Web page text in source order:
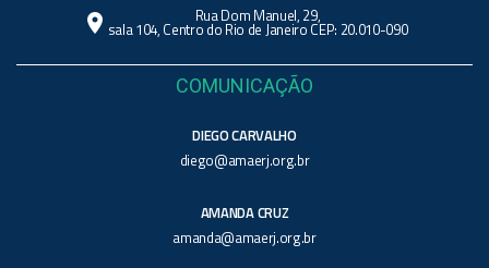
location_on Rua Dom Manuel, 29,
sala 104, Centro do Rio de Janeiro CEP: 20.010-090
COMUNICAÇÃO
DIEGO CARVALHO
diego@amaerj.org.br
AMANDA CRUZ
amanda@amaerj.org.br